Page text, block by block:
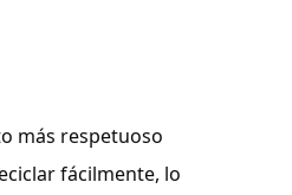
más respetuoso
fácilmente, lo